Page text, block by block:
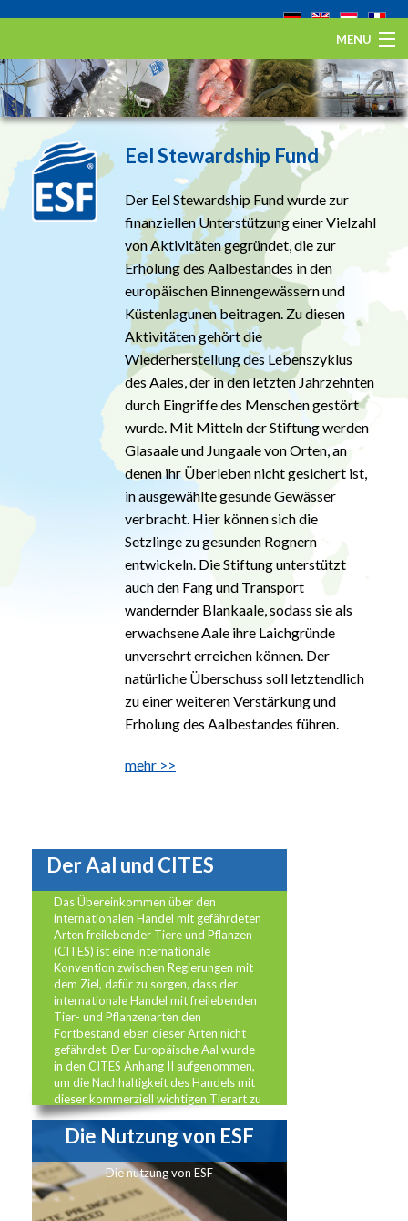
MENU
Startseite
Der Europäische Aal
Eel Stewardship Fund
Über ESA
Eel Stewardship Fund
Der Eel Stewardship Fund wurde zur
finanziellen Unterstützung einer Vielzahl
von Aktivitäten gegründet, die zur
Erholung des Aalbestandes in den
europäischen Binnengewässern und
Küstenlagunen beitragen. Zu diesen
Aktivitäten gehört die
Wiederherstellung des Lebenszyklus
des Aales, der in den letzten Jahrzehnten
durch Eingriffe des Menschen gestört
wurde. Mit Mitteln der Stiftung werden
Glasaale und Jungaale von Orten, an
denen ihr Überleben nicht gesichert ist,
in ausgewählte gesunde Gewässer
verbracht. Hier können sich die
Setzlinge zu gesunden Rognern
entwickeln. Die Stiftung unterstützt
auch den Fang und Transport
wandernder Blankaale, sodass sie als
erwachsene Aale ihre Laichgründe
unversehrt erreichen können. Der
natürliche Überschuss soll letztendlich
zu einer weiteren Verstärkung und
Erholung des Aalbestandes führen.
mehr >>
Der Aal und CITES
Das Übereinkommen über den
internationalen Handel mit gefährdeten
Arten freilebender Tiere und Pflanzen
(CITES) ist eine internationale
Konvention zwischen Regierungen mit
dem Ziel, dafür zu sorgen, dass der
internationale Handel mit freilebenden
Tier- und Pflanzenarten den
Fortbestand eben dieser Arten nicht
gefährdet. Der Europäische Aal wurde
in den CITES Anhang II aufgenommen,
um die Nachhaltigkeit des Handels mit
dieser kommerziell wichtigen Tierart zu
gewährleisten.
Die Nutzung von ESF
Die nutzung von ESF